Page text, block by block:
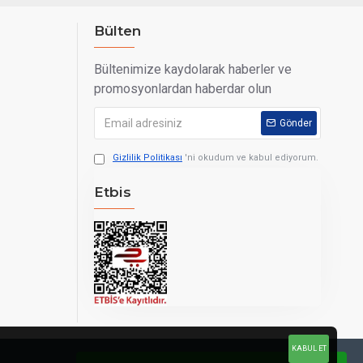
Bülten
Bültenimize kaydolarak haberler ve
promosyonlardan haberdar olun
Gönder
Gizlilik Politikası 'ni okudum ve kabul ediyorum.
Etbis
KABUL ET